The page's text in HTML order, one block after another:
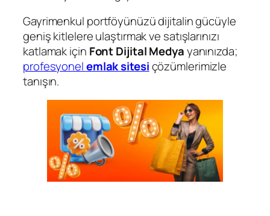
Gayrimenkul portföyünüzü dijitalin gücüyle
geniş kitlelere ulaştırmak ve satışlarınızı
katlamak için Font Dijital Medyayanınızda;
profesyonelemlak sitesiçözümlerimizle
tanışın.